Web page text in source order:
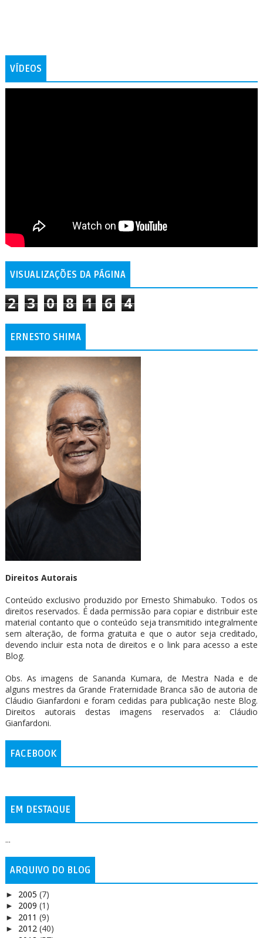
VÍDEOS
VISUALIZAÇÕES DA PÁGINA
2 3 0 8 1 6 4
ERNESTO SHIMA
Direitos Autorais
Conteúdo exclusivo produzido por Ernesto Shimabuko. Todos os
direitos reservados. É dada permissão para copiar e distribuir este
material contanto que o conteúdo seja transmitido integralmente
sem alteração, de forma gratuita e que o autor seja creditado,
devendo incluir esta nota de direitos e o link para acesso a este
Blog.
Obs. As imagens de Sananda Kumara, de Mestra Nada e de
alguns mestres da Grande Fraternidade Branca são de autoria de
Cláudio Gianfardoni e foram cedidas para publicação neste Blog.
Direitos autorais destas imagens reservados a: Cláudio
Gianfardoni.
FACEBOOK
EM DESTAQUE
...
ARQUIVO DO BLOG
► 2005 (7)
► 2009 (1)
► 2011 (9)
► 2012 (40)